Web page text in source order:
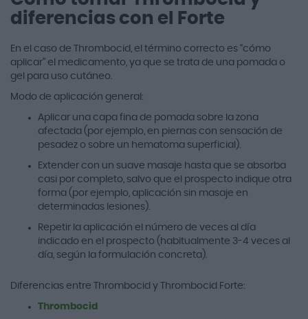
diferencias con el Forte
En el caso de Thrombocid, el término correcto es “cómo
aplicar” el medicamento, ya que se trata de una pomada o
gel para uso cutáneo.
Modo de aplicación general:
Aplicar una capa fina de pomada sobre la zona
afectada (por ejemplo, en piernas con sensación de
pesadez o sobre un hematoma superficial).
Extender con un suave masaje hasta que se absorba
casi por completo, salvo que el prospecto indique otra
forma (por ejemplo, aplicación sin masaje en
determinadas lesiones).
Repetir la aplicación el número de veces al día
indicado en el prospecto (habitualmente 3-4 veces al
día, según la formulación concreta).
Diferencias entre Thrombocid y Thrombocid Forte:
Thrombocid